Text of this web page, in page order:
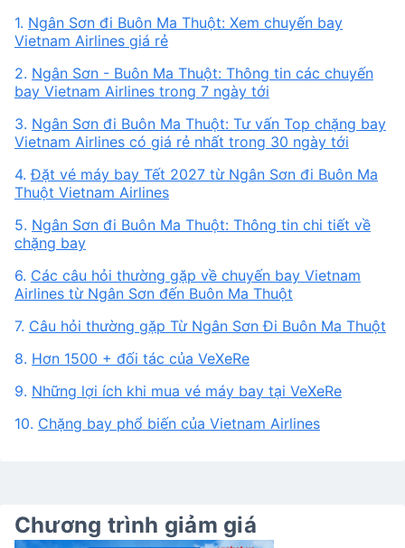
1. Ngân Sơn đi Buôn Ma Thuột: Xem chuyến bay
Vietnam Airlines giá rẻ
2. Ngân Sơn - Buôn Ma Thuột: Thông tin các chuyến
bay Vietnam Airlines trong 7 ngày tới
3. Ngân Sơn đi Buôn Ma Thuột: Tư vấn Top chặng bay
Vietnam Airlines có giá rẻ nhất trong 30 ngày tới
4.Đặt vé máy bay Tết 2027 từ Ngân Sơn đi Buôn Ma
Thuột Vietnam Airlines
5. Ngân Sơn đi Buôn Ma Thuột: Thông tin chi tiết về
chặng bay
6. Các câu hỏi thường gặp về chuyến bay Vietnam
Airlines từ Ngân Sơn đến Buôn Ma Thuột
7. Câu hỏi thường gặp Từ Ngân Sơn Đi Buôn Ma Thuột
8. Hơn 1500 + đối tác của VeXeRe
9. Những lợi ích khi mua vé máy bay tại VeXeRe
10. Chặng bay phổ biến của Vietnam Airlines
Chương trình giảm giá